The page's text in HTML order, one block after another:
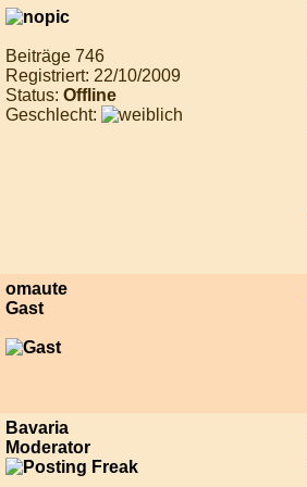
Beiträge 746
Registriert: 22/10/2009
Status: Offline
Geschlecht:
omaute
Gast
Bavaria
Moderator